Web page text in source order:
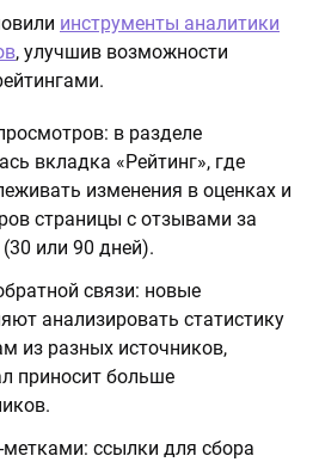
инструменты аналитики
, улучшив возможности
в разделе
вкладка «Рейтинг», где
изменения в оценках и
страницы с отзывами за
или 90 дней).
связи: новые
анализировать статистику
из разных источников,
приносит больше
ссылки для сбора